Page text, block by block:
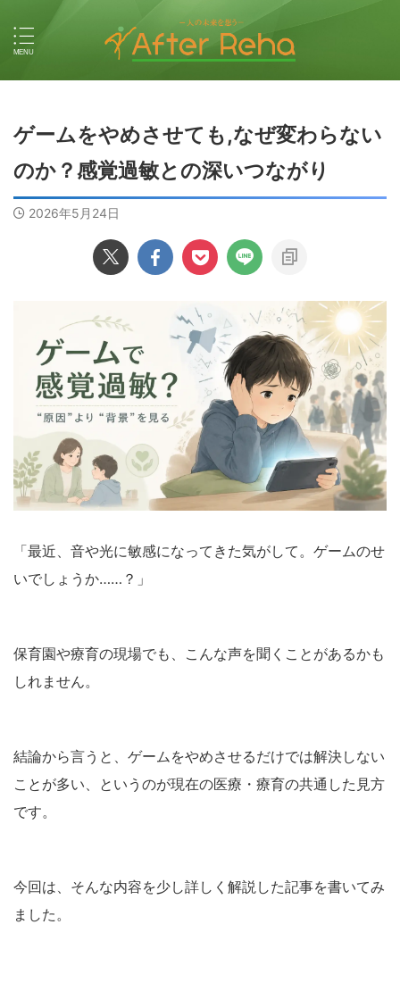
ゲームをやめさせても,なぜ変わらない
のか？感覚過敏との深いつながり
2026年5月24日
「最近、音や光に敏感になってきた気がして。ゲームのせ
いでしょうか……？」
保育園や療育の現場でも、こんな声を聞くことがあるかも
しれません。
結論から言うと、ゲームをやめさせるだけでは解決しない
ことが多い、というのが現在の医療・療育の共通した見方
です。
今回は、そんな内容を少し詳しく解説した記事を書いてみ
ました。